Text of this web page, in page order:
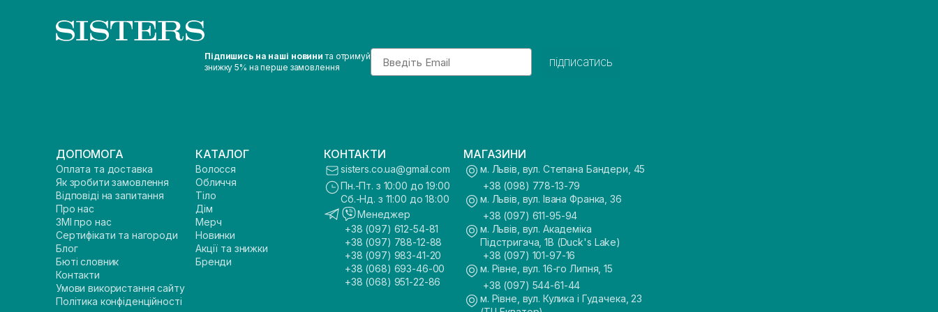
Підпишись на наші новини та отримуй
знижку 5% на перше замовлення
Email
підписатись
ДОПОМОГА
Оплата та доставка
Як зробити замовлення
Відповіді на запитання
Про нас
ЗМІ про нас
Сертифікати та нагороди
Блог
Бюті словник
Контакти
Умови використання сайту
Політика конфіденційності
КАТАЛОГ
Волосся
Обличчя
Тіло
Дім
Мерч
Новинки
Акції та знижки
Бренди
КОНТАКТИ
sisters.co.ua@gmail.com
Пн.-Пт. з 10:00 до 19:00
Сб.-Нд. з 11:00 до 18:00
Менеджер
+38 (097) 612-54-81
+38 (097) 788-12-88
+38 (097) 983-41-20
+38 (068) 693-46-00
+38 (068) 951-22-86
МАГАЗИНИ
м. Львів, вул. Степана Бандери, 45
+38 (098) 778-13-79
м. Львів, вул. Івана Франка, 36
+38 (097) 611-95-94
м. Львів, вул. Академіка
Підстригача, 1В (Duck's Lake)
+38 (097) 101-97-16
м. Рівне, вул. 16-го Липня, 15
+38 (097) 544-61-44
м. Рівне, вул. Кулика і Гудачека, 23